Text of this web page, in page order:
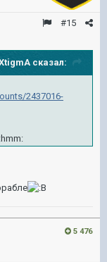
#15
сказал:
2437016-
5 476